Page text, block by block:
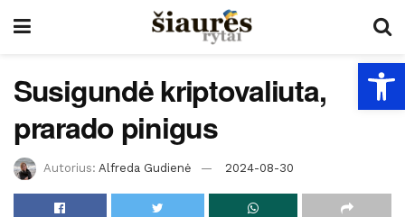
Susigundė kriptovaliuta,
prarado pinigus
Autorius: Alfreda Gudienė 2024-08-30